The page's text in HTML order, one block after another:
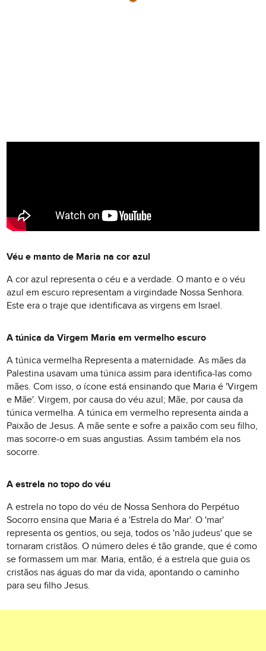
Véu e manto de Maria na cor azul
A cor azul representa o céu e a verdade. O manto e o véu
azul em escuro representam a virgindade Nossa Senhora.
Este era o traje que identificava as virgens em Israel.
A túnica da Virgem Maria em vermelho escuro
A túnica vermelha Representa a maternidade. As mães da
Palestina usavam uma túnica assim para identifica-las como
mães. Com isso, o ícone está ensinando que Maria é 'Virgem
e Mãe'. Virgem, por causa do véu azul; Mãe, por causa da
túnica vermelha. A túnica em vermelho representa ainda a
Paixão de Jesus. A mãe sente e sofre a paixão com seu filho,
mas socorre-o em suas angustias. Assim também ela nos
socorre.
A estrela no topo do véu
A estrela no topo do véu de Nossa Senhora do Perpétuo
Socorro ensina que Maria é a 'Estrela do Mar'. O 'mar'
representa os gentios, ou seja, todos os 'não judeus' que se
tornaram cristãos. O número deles é tão grande, que é como
se formassem um mar. Maria, então, é a estrela que guia os
cristãos nas águas do mar da vida, apontando o caminho
para seu filho Jesus.